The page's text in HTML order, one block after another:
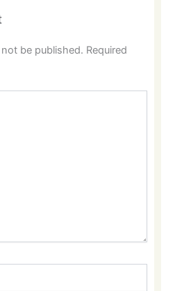
be published. Required